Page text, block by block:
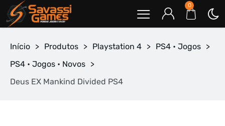
0
Início > Produtos > Playstation 4 > PS4 • Jogos >
PS4 • Jogos • Novos >
Deus EX Mankind Divided PS4